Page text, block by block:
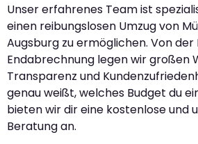
Unser erfahrenes Team ist
einen reibungslosen Umzug von
Augsburg zu ermöglichen. Von der
Endabrechnung legen wir großen
Transparenz und
genau weißt, welches Budget du
bieten wir dir eine kostenlose und
Beratung an.